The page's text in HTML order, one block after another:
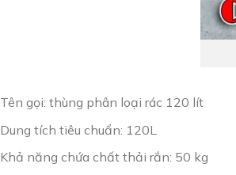
Tên gọi: thùng phân loại rác 120 lít
Dung tích tiêu chuẩn: 120L
Khả năng chứa chất thải rắn: 50 kg